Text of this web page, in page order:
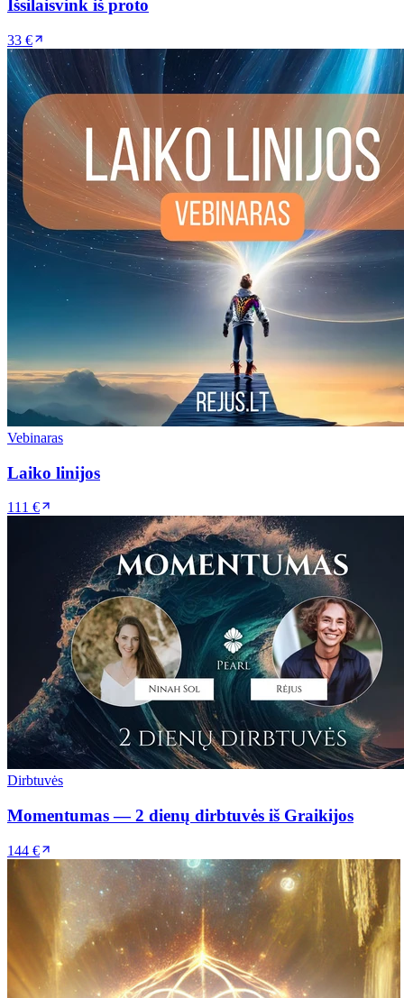
Išsilaisvink iš proto
33 €
Vebinaras
Laiko linijos
111 €
Dirbtuvės
Momentumas — 2 dienų dirbtuvės iš Graikijos
144 €